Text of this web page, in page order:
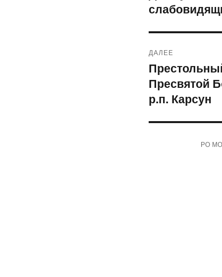
записям
запись:
ДАЛЕЕ
Следующая
запись:
Пресвятой
р.п. Карсун
РО